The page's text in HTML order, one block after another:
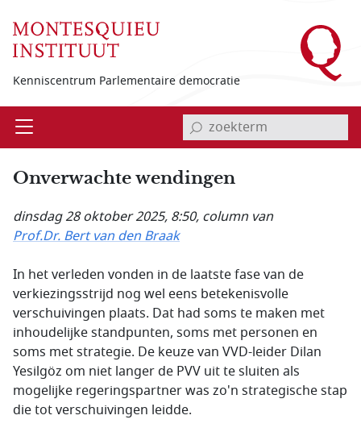
Kenniscentrum Parlementaire democratie
Open invoerveld zoekterm
Onverwachte wendingen
dinsdag 28 oktober 2025, 8:50, column van
Prof.Dr. Bert van den Braak
In het verleden vonden in de laatste fase van de
verkiezingsstrijd nog wel eens betekenisvolle
verschuivingen plaats. Dat had soms te maken met
inhoudelijke standpunten, soms met personen en
soms met strategie. De keuze van VVD-leider Dilan
Yesilgöz om niet langer de PVV uit te sluiten als
mogelijke regeringspartner was zo'n strategische stap
die tot verschuivingen leidde.